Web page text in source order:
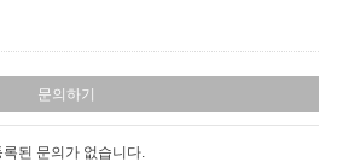
문의하기
록된 문의가 없습니다.